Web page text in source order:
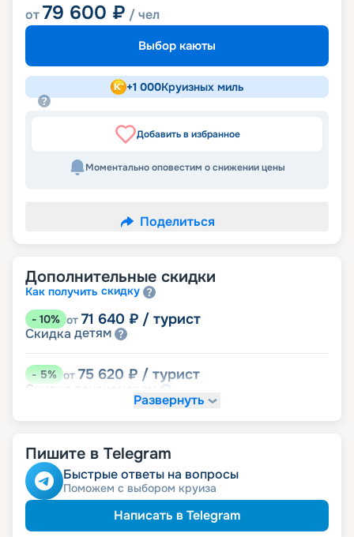
от79 600 ₽ / чел
Выбор каюты
+1 000Круизных миль
Добавить в избранное
Моментально оповестим о снижении цены
Поделиться
Дополнительные скидки
Как получить скидку
- 10% от 71 640 ₽ / турист
Скидка детям
-5% от 75 620 ₽ / турист
Скидка
Развернуть
Пишите в Telegram
Быстрые ответы на вопросы
Поможем с выбором круиза
Написать в Telegram